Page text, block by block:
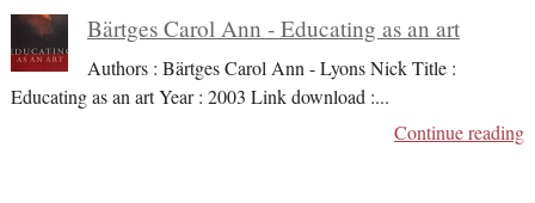
Bärtges Carol Ann - Educating as an art
Authors : Bärtges Carol Ann - Lyons Nick Title :
Educating as an art Year : 2003 Link download :...
Continue reading